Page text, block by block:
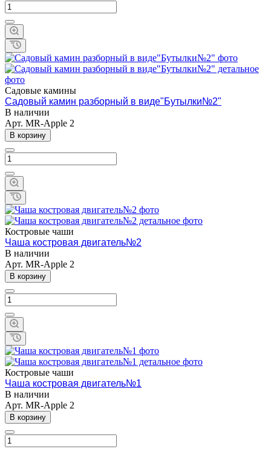
Садовые камины
Садовый камин разборный в виде"Бутылки№2"
В наличии
Арт. MR-Apple 2
В корзину
Костровые чаши
Чаша костровая двигатель№2
В наличии
Арт. MR-Apple 2
В корзину
Костровые чаши
Чаша костровая двигатель№1
В наличии
Арт. MR-Apple 2
В корзину